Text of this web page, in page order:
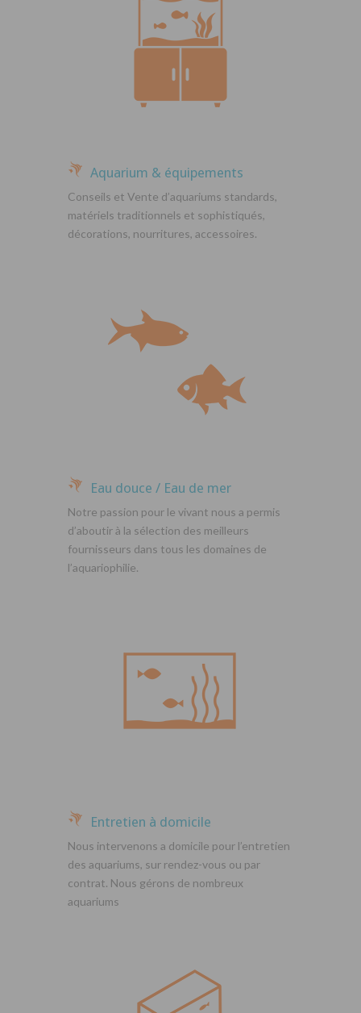
Aquarium & équipements
Conseils et Vente d’aquariums standards,
matériels traditionnels et sophistiqués,
décorations, nourritures, accessoires.
Eau douce / Eau de mer
Notre passion pour le vivant nous a permis
d’aboutir à la sélection des meilleurs
fournisseurs dans tous les domaines de
l’aquariophilie.
Entretien à domicile
Nous intervenons a domicile pour l’entretien
des aquariums, sur rendez-vous ou par
contrat. Nous gérons de nombreux
aquariums